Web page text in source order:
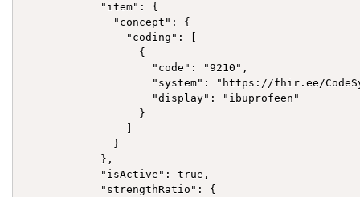
            "item": {
              "concept": {
                "coding": [
                  {
                    "code": "9210",
"system": "https://fhir.ee/
                    "display": "ibuprofeen"
                  }
                ]
              }
            },
            "isActive": true,
            "strengthRatio": {